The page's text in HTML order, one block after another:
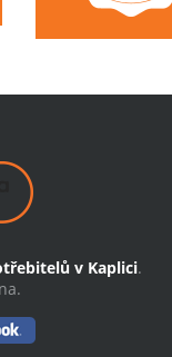
v Kaplici.